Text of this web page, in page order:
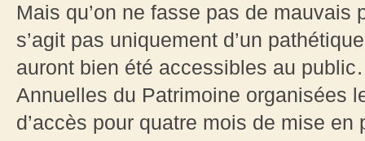
Mais qu’on ne fasse pas de
s’agit pas uniquement d’un
auront bien été accessibles au
Annuelles du Patrimoine organisées
d’accès pour quatre mois de mise